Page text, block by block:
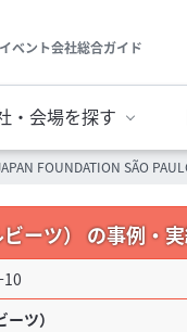
ベント会社総合ガイド
・会場を探す
FOUNDATION SÃO
ーツ） の事例・
ーツ）